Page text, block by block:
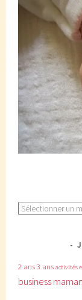
Archives
2 ans3 ans activités
business maman